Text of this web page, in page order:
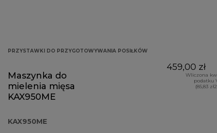
PRZYSTAWKI DO PRZYGOTOWYWANIA POSIŁKÓW
Maszynka do
mielenia mięsa
KAX950ME
KAX950ME
459,00 zł
Wliczona
podatku
(85,83